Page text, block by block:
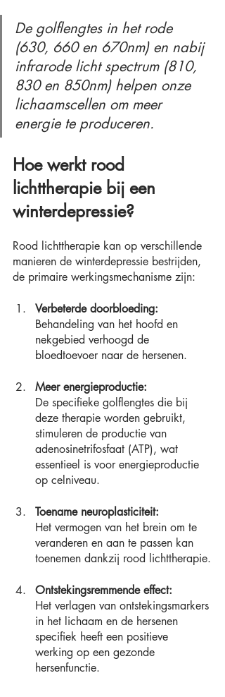
De golflengtes in het rode
(630, 660 en 670nm) en nabij
infrarode licht spectrum (810,
830 en 850nm) helpen onze
lichaamscellen om meer
energie te produceren.
Hoe werkt rood
lichttherapie bij een
winterdepressie?
Rood lichttherapie kan op verschillende
manieren de winterdepressie bestrijden,
de primaire werkingsmechanisme zijn:
Verbeterde doorbloeding:
Behandeling van het hoofd en
nekgebied verhoogd de
bloedtoevoer naar de hersenen.
Meer energieproductie:
De specifieke golflengtes die bij
deze therapie worden gebruikt,
stimuleren de productie van
adenosinetrifosfaat (ATP), wat
essentieel is voor energieproductie
op celniveau.
Toename neuroplasticiteit:
Het vermogen van het brein om te
veranderen en aan te passen kan
toenemen dankzij rood lichttherapie.
Ontstekingsremmende effect:
Het verlagen van ontstekingsmarkers
in het lichaam en de hersenen
specifiek heeft een positieve
werking op een gezonde
hersenfunctie.